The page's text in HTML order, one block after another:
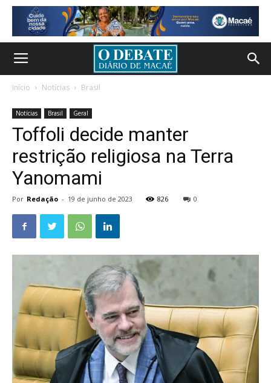
Início Notícias Brasil
Notícias Brasil Geral
Toffoli decide manter
restrição religiosa na Terra
Yanomami
Por Redação - 19 de junho de 2023 826 0